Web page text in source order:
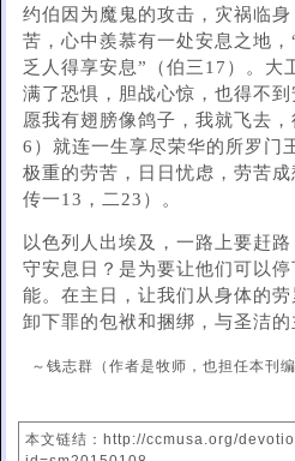
约伯因为魔鬼的攻击，灾祸临
苦，心中羨慕有一处安息之地
乏人得享安息”（伯三17）。大
满了恐惧，胆战心惊，也得不
愿我有翅膀像鸽子，我就飞去
6）就连一生享尽荣华的所罗门
极重的劳苦，日日忧虑，劳苦
传一13，二23）。
以色列人出埃及，一路上要赶
守安息日？是为要让他们可以
能。在主日，让我们从身体的
卸下罪的包袱和捆绑，与圣洁的
～钱志群（作者是牧师，也担任本刊
本文链结：http://ccmusa.org/